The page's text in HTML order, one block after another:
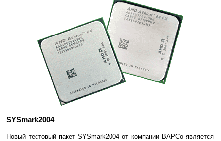
SYSmark2004
Новый тестовый пакет SYSmark2004 от компании BAPCo является